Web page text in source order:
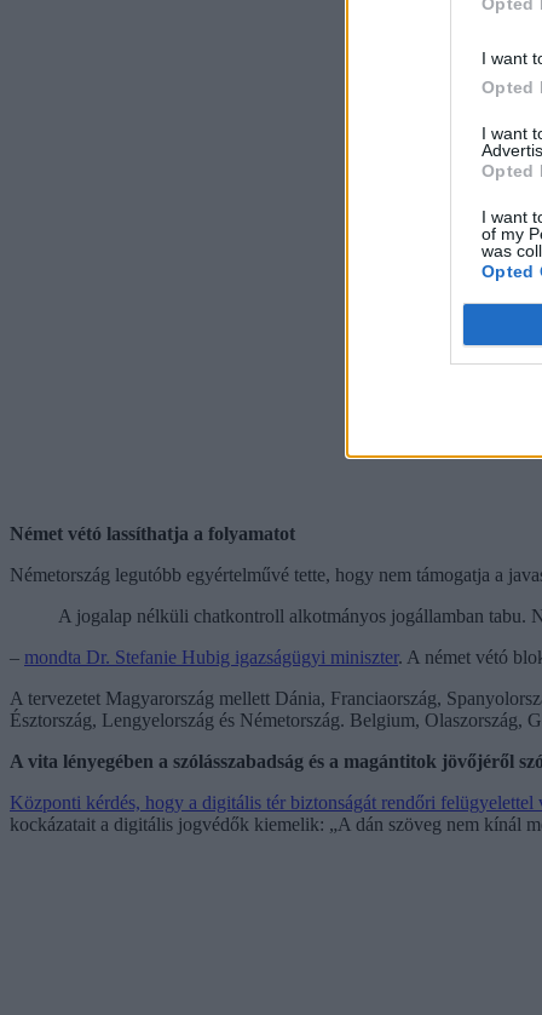
I want
Opted
I want
Opted
I want
of my
was
Opted
Német vétó lassíthatja a folyamatot
Németország legutóbb egyértelművé tette, hogy nem támogatja a
A jogalap nélküli chatkontroll alkotmányos jogállamban tabu.
– mondta Dr. Stefanie Hubig igazságügyi miniszter. A német vétó
A tervezetet Magyarország mellett Dánia, Franciaország,
Észtország, Lengyelország és Németország. Belgium, Olaszország,
A vita lényegében a szólásszabadság és a magántitok jövőjéről
Központi kérdés, hogy a digitális tér biztonságát rendőri
kockázatait a digitális jogvédők kiemelik: „A dán szöveg nem kínál